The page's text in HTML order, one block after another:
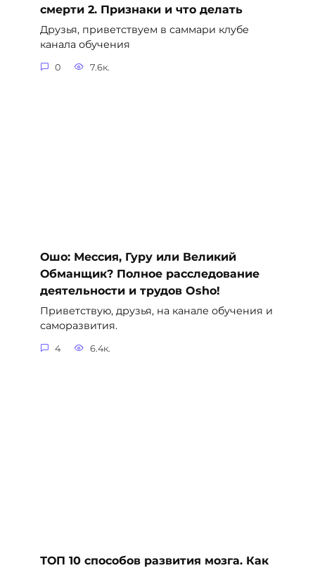
смерти 2. Признаки и что делать
Друзья, приветствуем в саммари клубе
канала обучения
0 7.6к.
Ошо: Мессия, Гуру или Великий
Обманщик? Полное расследование
деятельности и трудов Osho!
Приветствую, друзья, на канале обучения и
саморазвития.
4 6.4к.
ТОП 10 способов развития мозга. Как